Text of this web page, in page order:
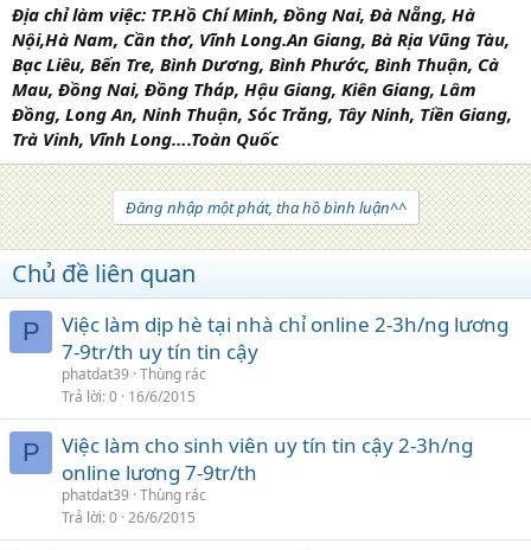
Địa chỉ làm việc: TP.Hồ Chí Minh, Đồng Nai, Đà Nẵng, Hà
Nội,Hà Nam, Cần thơ, Vĩnh Long.An Giang, Bà Rịa Vũng Tàu,
Bạc Liêu, Bến Tre, Bình Dương, Bình Phước, Bình Thuận, Cà
Mau, Đồng Nai, Đồng Tháp, Hậu Giang, Kiên Giang, Lâm
Đồng, Long An, Ninh Thuận, Sóc Trăng, Tây Ninh, Tiền Giang,
Trà Vinh, Vĩnh Long….Toàn Quốc
Đăng nhập một phát, tha hồ bình luận^^
Chủ đề liên quan
P
Việc làm dịp hè tại nhà chỉ online 2-3h/ng lương
7-9tr/th uy tín tin cậy
phatdat39 Thùng rác
Trả lời 0 16/6/2015
P
Việc làm cho sinh viên uy tín tin cậy 2-3h/ng
online lương 7-9tr/th
phatdat39 Thùng rác
Trả lời 0 26/6/2015